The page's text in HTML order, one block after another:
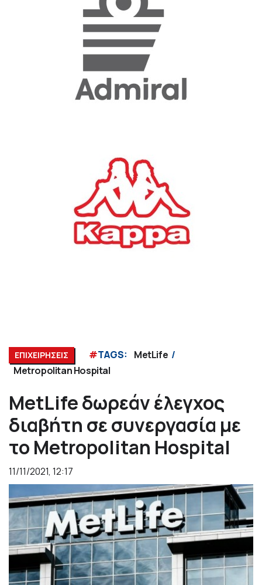
ΕΠΙΧΕΙΡΗΣΕΙΣ #TAGS:
MetLife
Metropolitan Hospital
MetLife δωρεάν έλεγχος
διαβήτη σε συνεργασία με
το Metropolitan Hospital
11/11/2021, 12:17